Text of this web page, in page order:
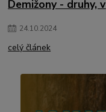
Demižony - druhy,
24.10.2024
celý článek